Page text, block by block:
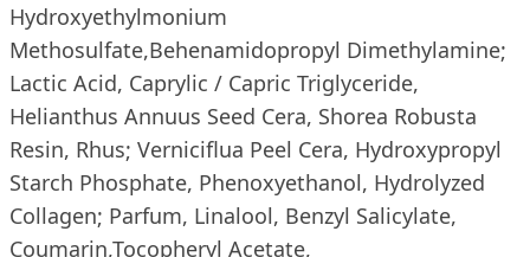
Hydroxyethylmonium
Methosulfate,Behenamidopropyl Dimethylamine;
Lactic Acid, Caprylic / Capric Triglyceride,
Helianthus Annuus Seed Cera, Shorea Robusta
Resin, Rhus; Verniciflua Peel Cera, Hydroxypropyl
Starch Phosphate, Phenoxyethanol, Hydrolyzed
Collagen; Parfum, Linalool, Benzyl Salicylate,
Coumarin,Tocopheryl Acetate,